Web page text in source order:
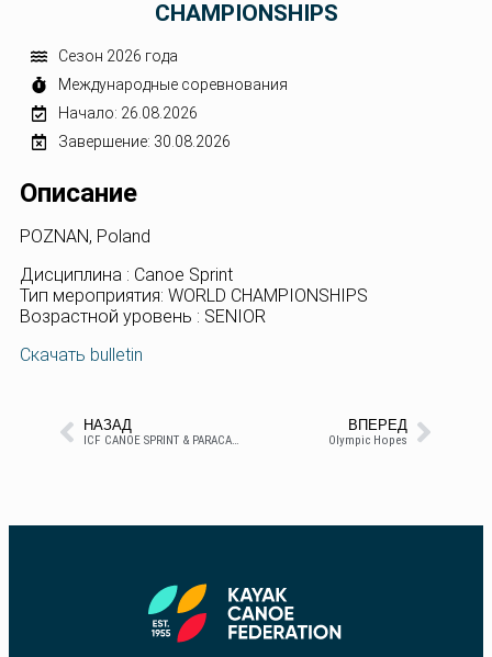
CHAMPIONSHIPS
Сезон 2026 года
Международные соревнования
Начало: 26.08.2026
Завершение: 30.08.2026
Описание
POZNAN, Poland
Дисциплина : Canoe Sprint
Тип мероприятия: WORLD CHAMPIONSHIPS
Возрастной уровень : SENIOR
Скачать bulletin
НАЗАД
ICF CANOE SPRINT & PARACANOE WORLD CUP 3
ВПЕРЕД
Olympic Hopes